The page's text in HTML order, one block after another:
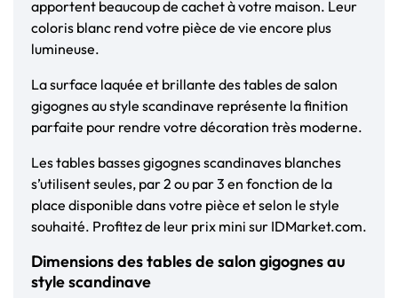
apportent beaucoup de cachet à votre maison. Leur
coloris blanc rend votre pièce de vie encore plus
lumineuse.
La surface laquée et brillante des tables de salon
gigognes au style scandinave représente la finition
parfaite pour rendre votre décoration très moderne.
Les tables basses gigognes scandinaves blanches
s’utilisent seules, par 2 ou par 3 en fonction de la
place disponible dans votre pièce et selon le style
souhaité. Profitez de leur prix mini sur IDMarket.com.
Dimensions des tables de salon gigognes au
style scandinave